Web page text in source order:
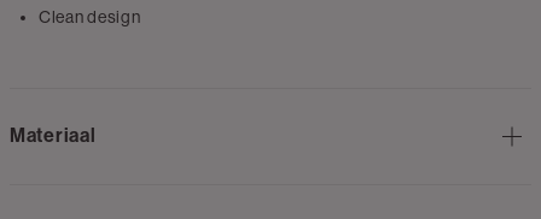
Clean design
Materiaal